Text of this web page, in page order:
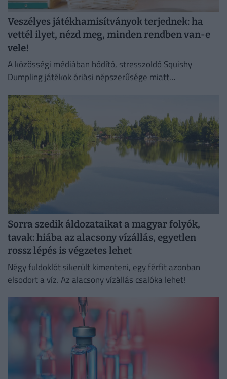
Veszélyes játékhamisítványok terjednek: ha
vettél ilyet, nézd meg, minden rendben van-e
vele!
A közösségi médiában hódító, stresszoldó Squishy
Dumpling játékok óriási népszerűsége miatt
hamisítványok.
Sorra szedik áldozataikat a magyar folyók,
tavak: hiába az alacsony vízállás, egyetlen
rossz lépés is végzetes lehet
Négy fuldoklót sikerült kimenteni, egy férfit azonban
elsodort a víz. Az alacsony vízállás csalóka lehet!